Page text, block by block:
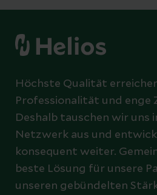
Höchste Qualität
Professionalität und enge
Deshalb tauschen wir uns
Netzwerk aus und
konsequent weiter.
beste Lösung für unsere
unseren gebündelten